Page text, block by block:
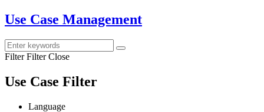
Use Case Management
Filter Filter Close
Use Case Filter
Language